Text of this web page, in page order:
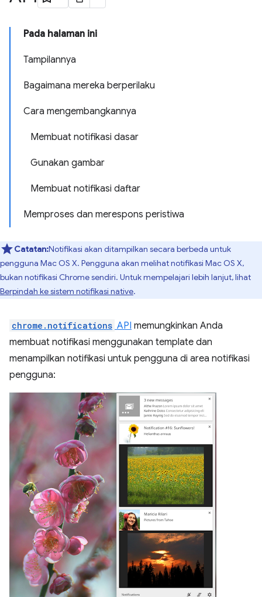
Pada halaman ini
Tampilannya
Bagaimana mereka berperilaku
Cara mengembangkannya
Membuat notifikasi dasar
Gunakan gambar
Membuat notifikasi daftar
Memproses dan merespons peristiwa
Catatan:Notifikasi akan ditampilkan secara berbeda untuk
pengguna Mac OS X. Pengguna akan melihat notifikasi Mac OS X,
bukan notifikasi Chrome sendiri. Untuk mempelajari lebih lanjut, lihat
Berpindah ke sistem notifikasi native.
chrome.notifications API memungkinkan Anda
membuat notifikasi menggunakan template dan
menampilkan notifikasi untuk pengguna di area notifikasi
pengguna: